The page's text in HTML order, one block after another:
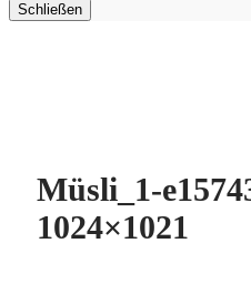
Schließen
Müsli_1-
1024×1021